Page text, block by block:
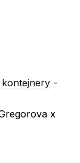
kontejnery -
x